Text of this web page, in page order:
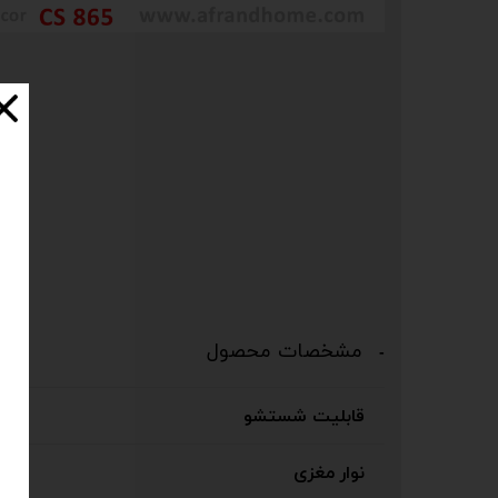
مشخصات محصول
قابلیت شستشو
نوار مغزی